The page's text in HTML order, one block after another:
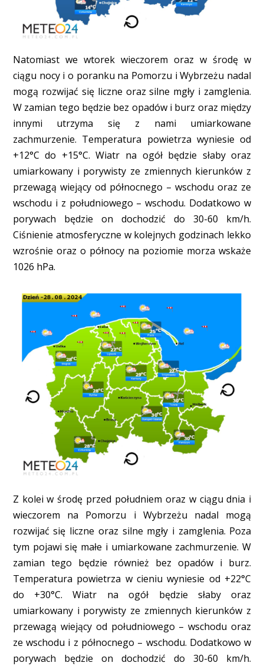
Natomiast we wtorek wieczorem oraz w środę w
ciągu nocy i o poranku na Pomorzu i Wybrzeżu nadal
mogą rozwijać się liczne oraz silne mgły i zamglenia.
W zamian tego będzie bez opadów i burz oraz między
innymi utrzyma się z nami umiarkowane
zachmurzenie. Temperatura powietrza wyniesie od
+12°C do +15°C. Wiatr na ogół będzie słaby oraz
umiarkowany i porywisty ze zmiennych kierunków z
przewagą wiejący od północnego – wschodu oraz ze
wschodu i z południowego – wschodu. Dodatkowo w
porywach będzie on dochodzić do 30-60 km/h.
Ciśnienie atmosferyczne w kolejnych godzinach lekko
wzrośnie oraz o północy na poziomie morza wskaże
1026 hPa.
Z kolei w środę przed południem oraz w ciągu dnia i
wieczorem na Pomorzu i Wybrzeżu nadal mogą
rozwijać się liczne oraz silne mgły i zamglenia. Poza
tym pojawi się małe i umiarkowane zachmurzenie. W
zamian tego będzie również bez opadów i burz.
Temperatura powietrza w cieniu wyniesie od +22°C
do +30°C. Wiatr na ogół będzie słaby oraz
umiarkowany i porywisty ze zmiennych kierunków z
przewagą wiejący od południowego – wschodu oraz
ze wschodu i z północnego – wschodu. Dodatkowo w
porywach będzie on dochodzić do 30-60 km/h.